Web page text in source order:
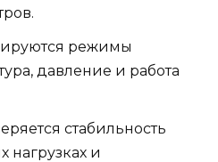
режимы
давление и работа
стабильность
нагрузках и